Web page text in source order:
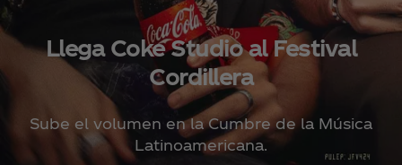
Llega Coke Studio al Festival
Cordillera
Sube el volumen en la Cumbre de la Música
Latinoamericana.